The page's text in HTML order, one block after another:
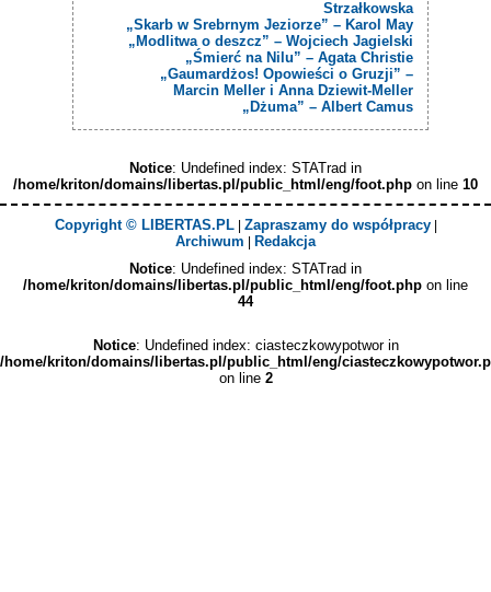
Strzałkowska
„Skarb w Srebrnym Jeziorze” – Karol May
„Modlitwa o deszcz” – Wojciech Jagielski
„Śmierć na Nilu” – Agata Christie
„Gaumardżos! Opowieści o Gruzji” –
Marcin Meller i Anna Dziewit-Meller
„Dżuma” – Albert Camus
Notice: Undefined index: STATrad in
/home/kriton/domains/libertas.pl/public_html/eng/foot.php on line 10
Copyright © LIBERTAS.PL| Zapraszamy do współpracy|
Archiwum | Redakcja
Notice: Undefined index: STATrad in
/home/kriton/domains/libertas.pl/public_html/eng/foot.php on line
44
Notice: Undefined index: ciasteczkowypotwor in
/home/kriton/domains/libertas.pl/public_html/eng/
on line 2